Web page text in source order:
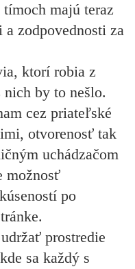
majú teraz
zodpovednosti za
ktorí robia z
by to nešlo.
cez priateľské
otvorenosť tak
uchádzačom
možnosť
po
prostredie
sa každý s